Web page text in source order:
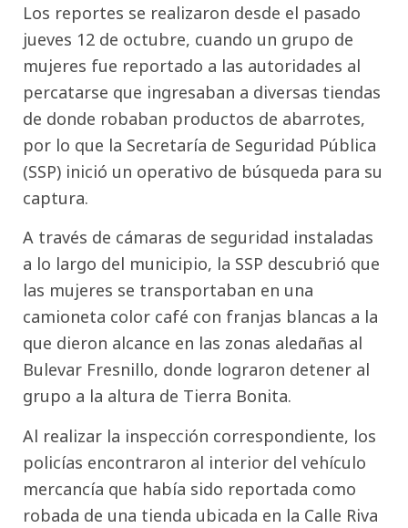
Los reportes se realizaron desde el pasado
jueves 12 de octubre, cuando un grupo de
mujeres fue reportado a las autoridades al
percatarse que ingresaban a diversas tiendas
de donde robaban productos de abarrotes,
por lo que la Secretaría de Seguridad Pública
(SSP) inició un operativo de búsqueda para su
captura.
A través de cámaras de seguridad instaladas
a lo largo del municipio, la SSP descubrió que
las mujeres se transportaban en una
camioneta color café con franjas blancas a la
que dieron alcance en las zonas aledañas al
Bulevar Fresnillo, donde lograron detener al
grupo a la altura de Tierra Bonita.
Al realizar la inspección correspondiente, los
policías encontraron al interior del vehículo
mercancía que había sido reportada como
robada de una tienda ubicada en la Calle Riva